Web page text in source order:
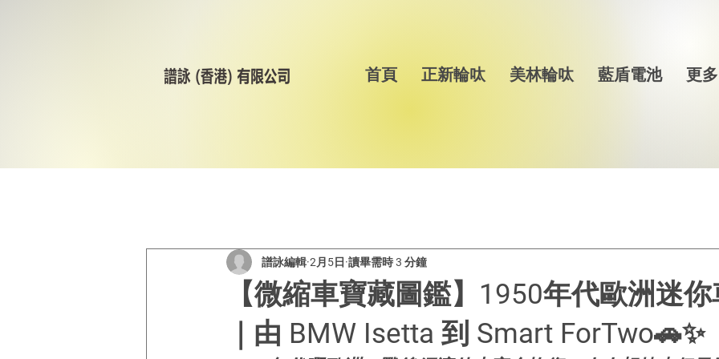
首頁 正新輪呔 美林輪呔 藍盾電池 更多
【微縮車寶藏圖鑑】1950年代歐洲迷
｜由 BMW Isetta 到 Smart ForTwo🚗✨
譜詠編輯 2月5日 讀畢需時 3 分鐘